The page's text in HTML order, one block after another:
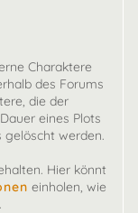
Charaktere
des Forums
die der
eines Plots
gelöscht werden.
Hier könnt
einholen, wie